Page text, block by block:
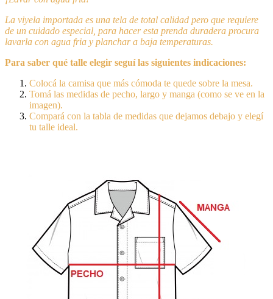
La viyela importada es una tela de total calidad pero que requiere
de un cuidado especial, para hacer esta prenda duradera procura
lavarla con agua fria y planchar a baja temperaturas.
Para saber qué talle elegir seguí las siguientes indicaciones:
Colocá la camisa que más cómoda te quede sobre la mesa.
Tomá las medidas de pecho, largo y manga (como se ve en la
imagen).
Compará con la tabla de medidas que dejamos debajo y elegí
tu talle ideal.